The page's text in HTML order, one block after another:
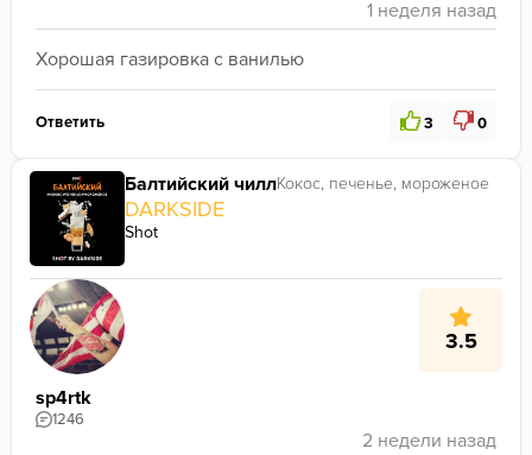
Хорошая газировка с ванилью
Ответить 3 0
Балтийский чиллКокос, печенье, мороженое
DARKSIDE
Shot
3.5
sp4rtk
1246